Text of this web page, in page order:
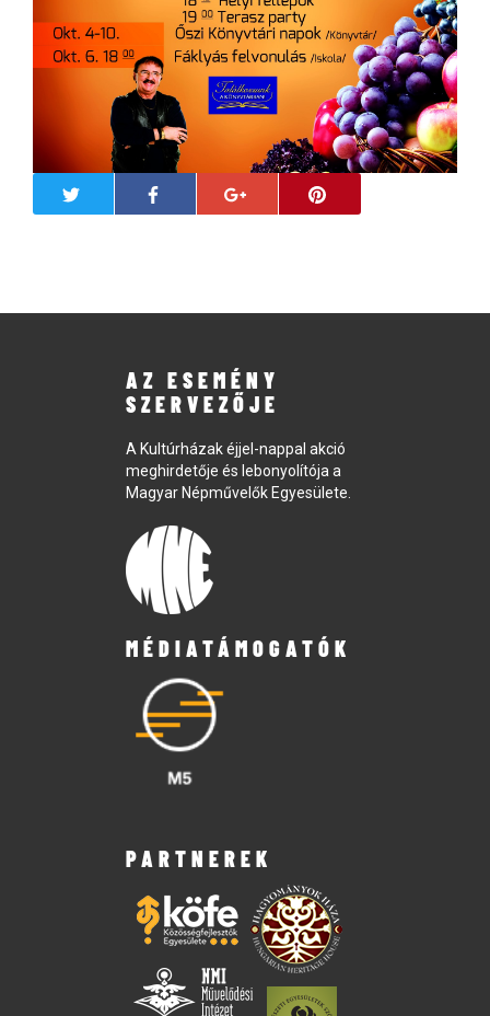
AZ ESEMÉNY
SZERVEZŐJE
A Kultúrházak éjjel-nappal akció
meghirdetője és lebonyolítója a
Magyar Népművelők Egyesülete.
MÉDIATÁMOGATÓK
PARTNEREK